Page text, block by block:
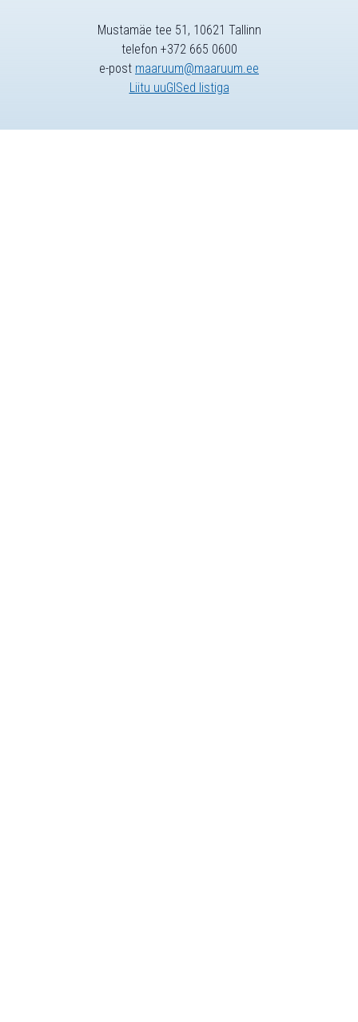
Mustamäe tee 51, 10621 Tallinn
telefon +372 665 0600
e-post maaruum@maaruum.ee
Liitu uuGISed listiga